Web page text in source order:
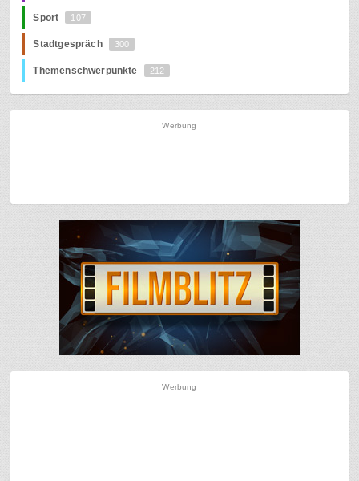
Sport 107
Stadtgespräch 300
Themenschwerpunkte 212
Werbung
Werbung